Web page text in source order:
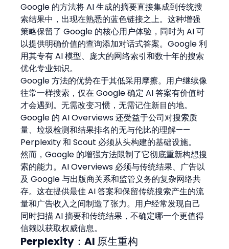
Google 的方法将 AI 生成的摘要直接集成到传统搜
索结果中，出现在熟悉的蓝色链接之上。这种增强
策略保留了 Google 的核心用户体验，同时为 AI 可
以提供明确价值的查询添加对话式答案。Google 利
用其专有 AI 模型、庞大的网络索引和数十年的搜索
优化专业知识。
Google 方法的优势在于其低采用摩擦。用户继续像
往常一样搜索，仅在 Google 确定 AI 答案有价值时
才会遇到。无需改变习惯，无需记住新目的地。
Google 的 AI Overviews 还受益于公司对搜索质
量、垃圾检测和结果排名的无与伦比的理解——
Perplexity 和 Scout 必须从头构建的基础设施。
然而，Google 的增强方法限制了它彻底重新构想搜
索的能力。AI Overviews 必须与传统结果、广告以
及 Google 与出版商关系和监管义务的复杂网络共
存。这在提供最佳 AI 答案和保留传统搜索产生的流
量和广告收入之间制造了张力。用户经常发现自己
同时扫描 AI 摘要和传统结果，不确定哪一个更值得
信赖以获取权威信息。
Perplexity：AI 原生重构